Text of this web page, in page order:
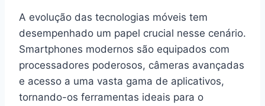
A evolução das tecnologias móveis tem
desempenhado um papel crucial nesse cenário.
Smartphones modernos são equipados com
processadores poderosos, câmeras avançadas
e acesso a uma vasta gama de aplicativos,
tornando-os ferramentas ideais para o